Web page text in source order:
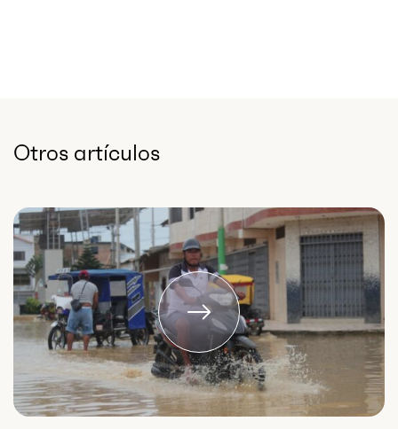
Otros artículos